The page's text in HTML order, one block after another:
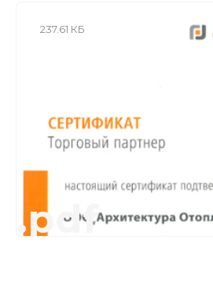
237.61 КБ
.pdf